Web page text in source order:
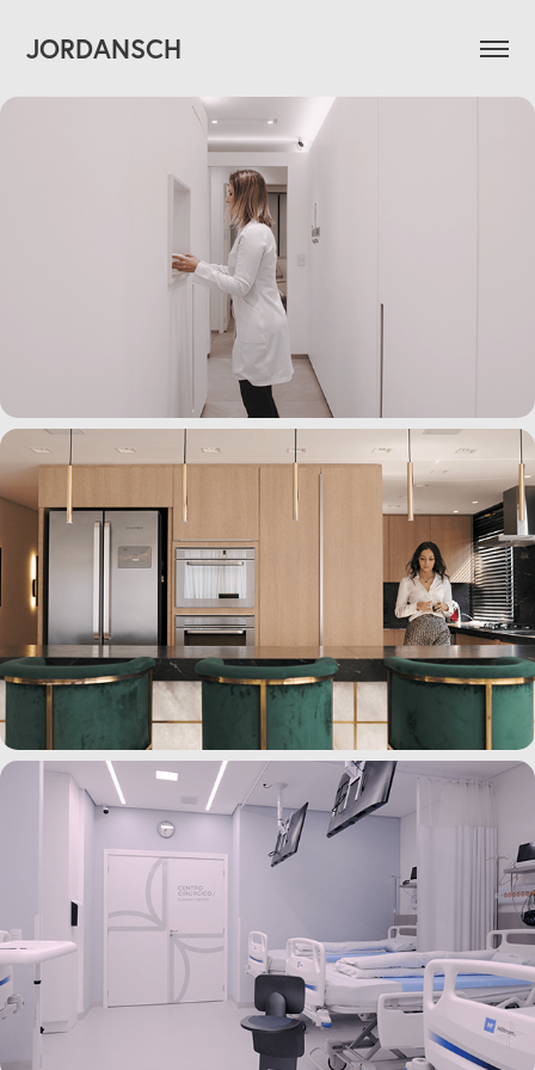
JORDANSCH
Dr. Minuzzi - Institucional
Simone Velho Arquitetura - Institucional
Hospital da Plástica POA - Institucional